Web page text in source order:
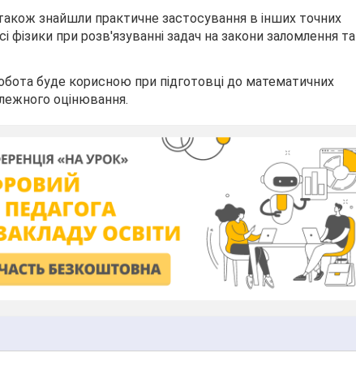
знайшли практичне застосування в інших точних
фізики при розв'язуванні задач на закони заломлення та
буде корисною при підготовці до математичних
оцінювання.